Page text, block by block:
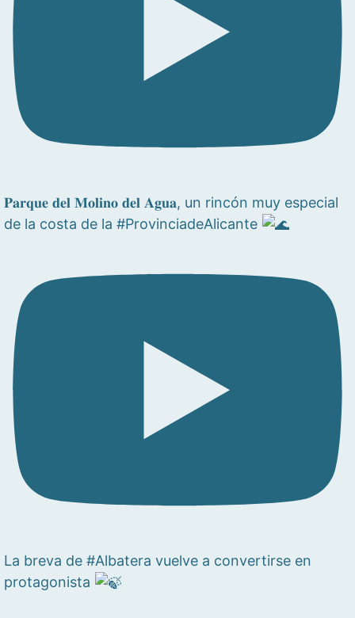
𝐏𝐚𝐫𝐪𝐮𝐞 𝐝𝐞𝐥 𝐌𝐨𝐥𝐢𝐧𝐨 𝐝𝐞𝐥 𝐀𝐠𝐮𝐚, un rincón muy especial
de la costa de la #ProvinciadeAlicante
La breva de #Albatera vuelve a convertirse en
protagonista